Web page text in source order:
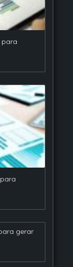
para
gerar